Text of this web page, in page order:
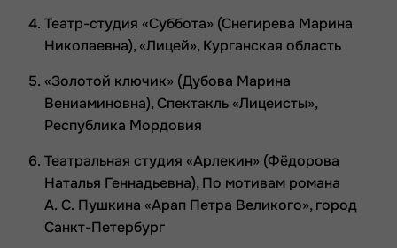
Театр-студия «Суббота» (Снегирева Марина
Николаевна), «Лицей», Курганская область
«Золотой ключик» (Дубова Марина
Вениаминовна), Спектакль «Лицеисты»,
Республика Мордовия
Театральная студия «Арлекин» (Фёдорова
Наталья Геннадьевна), По мотивам романа
А. С. Пушкина «Арап Петра Великого», город
Санкт-Петербург